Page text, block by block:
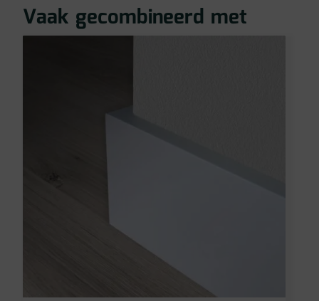
Vaak gecombineerd met